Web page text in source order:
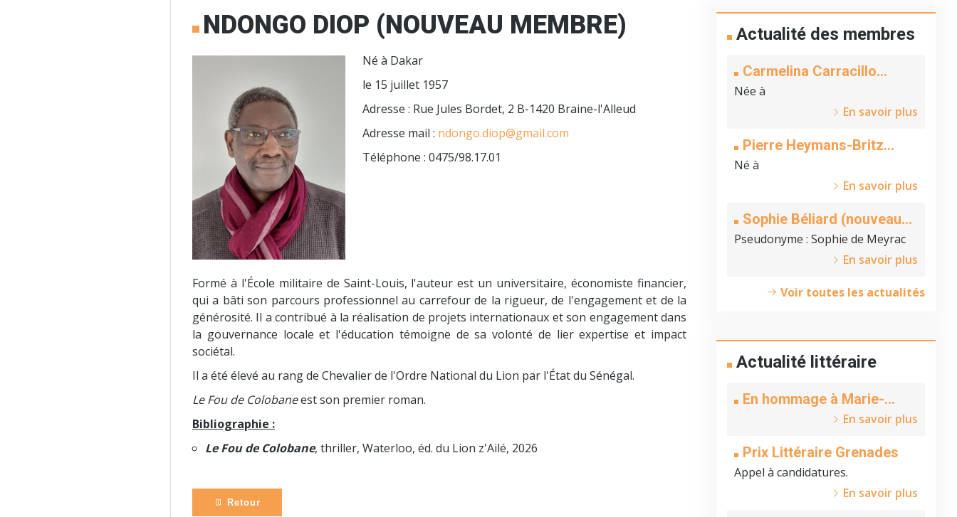
NDONGO DIOP (NOUVEAU MEMBRE)
Né à Dakar
le 15 juillet 1957
Adresse : Rue Jules Bordet, 2 B-1420 Braine-l'Alleud
Adresse mail : ndongo.diop@gmail.com
Téléphone : 0475/98.17.01
Formé à l'École militaire de Saint-Louis, l'auteur est un universitaire, économiste financier,
qui a bâti son parcours professionnel au carrefour de la rigueur, de l'engagement et de la
générosité. Il a contribué à la réalisation de projets internationaux et son engagement dans
la gouvernance locale et l'éducation témoigne de sa volonté de lier expertise et impact
sociétal.
Il a été élevé au rang de Chevalier de l'Ordre National du Lion par l'État du Sénégal.
Le Fou de Colobaneest son premier roman.
Bibliographie :
Le Fou de Colobane, thriller, Waterloo, éd. du Lion z'Ailé, 2026
Retour
Actualité des membres
Carmelina Carracillo
(nouveau membre)
Née à
En savoir plus
Pierre Heymans-Britz
(nouveau membre)
Né à
En savoir plus
Sophie Béliard (nouveau
membre)
Pseudonyme : Sophie de Meyrac
En savoir plus
Voir toutes les actualités
Actualité littéraire
En hommage à Marie-
En savoir plus
Prix Littéraire Grenades
Appel à candidatures.
En savoir plus